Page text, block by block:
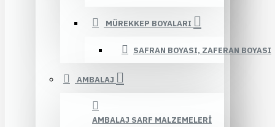
MÜREKKEP BOYALARI
SAFRAN BOYASI, ZAFERAN BOYASI
AMBALAJ
AMBALAJ SARF MALZEMELERI